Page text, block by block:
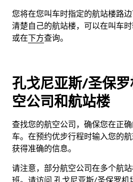
您将在您叫车时指定的航站楼路
清楚自己的航站楼，可以在叫车时
或在下方查询。
孔戈尼亚斯/圣保
空公司和航站楼
查找您的航空公司，确保您在正
车。在预约优步行程时输入您的
获得准确的信息。
请注意，部分航空公司在多个航
班。请访问 孔戈尼亚斯/圣保罗机